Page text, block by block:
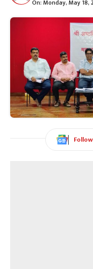
On: Monday, May 18,